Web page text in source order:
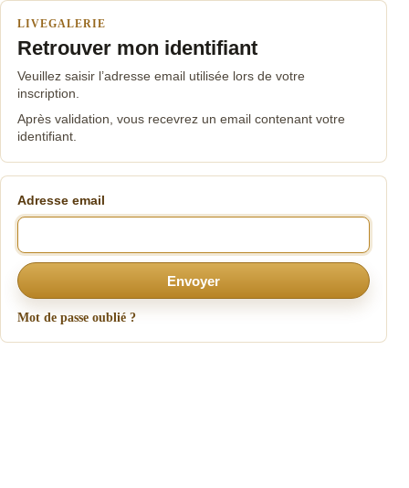
LIVEGALERIE
Retrouver mon identifiant
Veuillez saisir l’adresse email utilisée lors de votre
inscription.
Après validation, vous recevrez un email contenant votre
identifiant.
Adresse email
Envoyer
Mot de passe oublié ?